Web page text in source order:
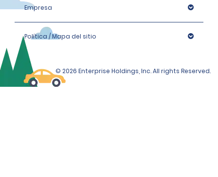
Empresa
Política / Mapa del sitio
© 2026 Enterprise Holdings, Inc. All rights Reserved.